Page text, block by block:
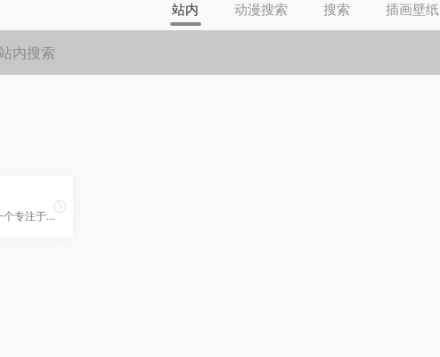
站内 动漫搜索 搜索 插画壁纸
konachan.com 是一个专注于动漫风格高清壁纸与同人图片的资源网站，汇聚大量来自日本动漫、游戏角色与二次元画师的高分辨率作品。用户可通过标签、分辨率、评分等方式便捷检索并免费下载壁纸，支持桌面与移动设备多种规格。无论是追求4K极致画质，还是寻找特定角色／题材的壁纸，konachan 都是动漫迷打造自己的二次元桌面的理想选择。